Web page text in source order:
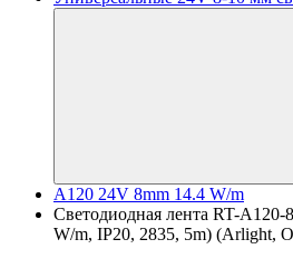
A120 24V 8mm 14.4 W/m
Светодиодная лента RT-
W/m, IP20, 2835, 5m) (Arlight,